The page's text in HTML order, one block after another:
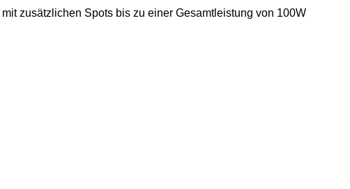
zusätzlichen Spots bis zu einer Gesamtleistung von 100W